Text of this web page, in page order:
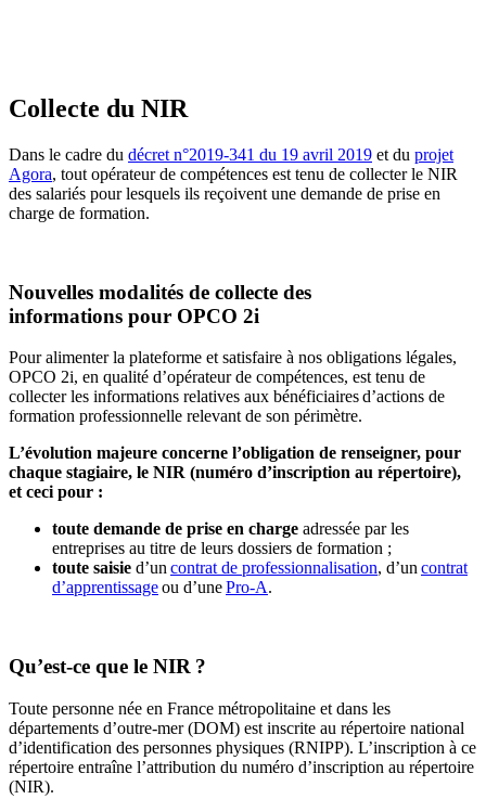
Collecte du NIR
Dans le cadre du décret n°2019-341 du 19 avril 2019 et du projet
Agora, tout opérateur de compétences est tenu de collecter le NIR
des salariés pour lesquels ils reçoivent une demande de prise en
charge de formation.
Nouvelles modalités de collecte des
informations pour OPCO 2i
Pour alimenter la plateforme et satisfaire à nos obligations légales,
OPCO 2i, en qualité d’opérateur de compétences, est tenu de
collecter les informations relatives aux bénéficiaires d’actions de
formation professionnelle relevant de son périmètre.
L’évolution majeure concerne l’obligation de renseigner, pour
chaque stagiaire, le NIR (numéro d’inscription au répertoire),
et ceci pour :
toute demande de prise en charge adressée par les
entreprises au titre de leurs dossiers de formation ;
toute saisie d’un contrat de professionnalisation, d’un contrat
d’apprentissageou d’unePro-A.
Qu’est-ce que le NIR ?
Toute personne née en France métropolitaine et dans les
départements d’outre-mer (DOM) est inscrite au répertoire national
d’identification des personnes physiques (RNIPP). L’inscription à ce
répertoire entraîne l’attribution du numéro d’inscription au répertoire
(NIR).